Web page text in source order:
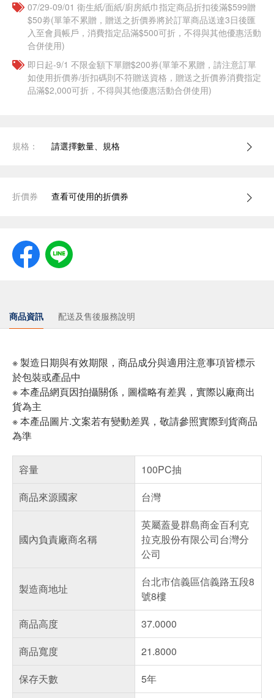
07/29-09/01 衛生紙/面紙/廚房紙巾指定商品折扣後滿$599贈
$50劵(單筆不累贈，贈送之折價券將於訂單商品送達3日後匯
入至會員帳戶，消費指定品滿$500可折，不得與其他優惠活動
合併使用)
即日起-9/1 不限金額下單贈$200券(單筆不累贈，請注意訂單
如使用折價券/折扣碼則不符贈送資格，贈送之折價券消費指定
品滿$2,000可折，不得與其他優惠活動合併使用)
規格： 請選擇數量、規格
折價券 查看可使用的折價券
商品資訊 配送及售後服務說明
※ 製造日期與有效期限，商品成分與適用注意事項皆標示
於包裝或產品中
※ 本產品網頁因拍攝關係，圖檔略有差異，實際以廠商出
貨為主
※ 本產品圖片.文案若有變動差異，敬請參照實際到貨商品
為準
容量
100PC抽
商品來源國家
台灣
國內負責廠商名稱
英屬蓋曼群島商金百利克
拉克股份有限公司台灣分
公司
製造商地址
台北市信義區信義路五段8
號8樓
商品高度
37.0000
商品寬度
21.8000
保存天數
5年